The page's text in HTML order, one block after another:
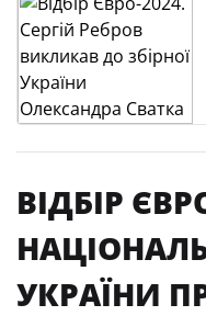
ВІДБІР
УКРАЇНИ